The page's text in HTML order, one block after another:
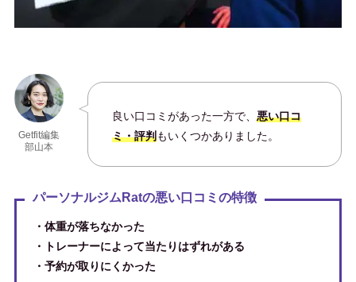
Getfit編集
部山本
良い口コミがあった一方で、 悪い口コ
ミ・評判もいくつかありました。
パーソナルジムRatの悪い口コミの特徴
・体重が落ちなかった
・トレーナーによって当たりはずれがある
・予約が取りにくかった